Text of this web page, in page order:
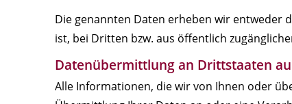
Die genannten Daten erheben wir entweder
ist, bei Dritten bzw. aus öffentlich
Datenübermittlung an Drittstaaten
Alle Informationen, die wir von Ihnen oder